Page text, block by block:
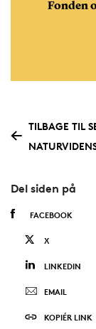
Fonden
TILBAGE TIL
Del siden på
FACEBOOK
X
LINKEDIN
EMAIL
KOPIÉR LINK